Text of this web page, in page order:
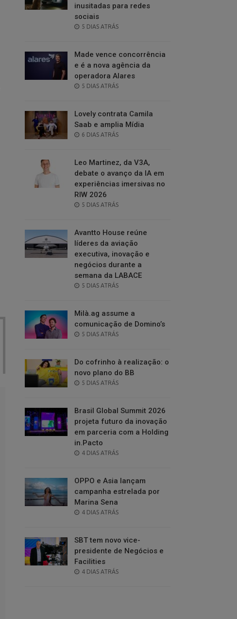
inusitadas para redes
sociais
POSTED
5 DIAS ATRÁS
Made vence concorrência
e é a nova agência da
operadora Alares
POSTED
5 DIAS ATRÁS
Lovely contrata Camila
Saab e amplia Mídia
POSTED
6 DIAS ATRÁS
Leo Martinez, da V3A,
debate o avanço da IA em
experiências imersivas no
RIW 2026
POSTED
5 DIAS ATRÁS
Avantto House reúne
líderes da aviação
executiva, inovação e
negócios durante a
semana da LABACE
POSTED
5 DIAS ATRÁS
Milà.ag assume a
comunicação de Domino’s
POSTED
5 DIAS ATRÁS
Do cofrinho à realização: o
novo plano do BB
POSTED
5 DIAS ATRÁS
Brasil Global Summit 2026
projeta futuro da inovação
em parceria com a Holding
in.Pacto
POSTED
4 DIAS ATRÁS
OPPO e Asia lançam
campanha estrelada por
Marina Sena
POSTED
4 DIAS ATRÁS
SBT tem novo vice-
presidente de Negócios e
Facilities
POSTED
4 DIAS ATRÁS